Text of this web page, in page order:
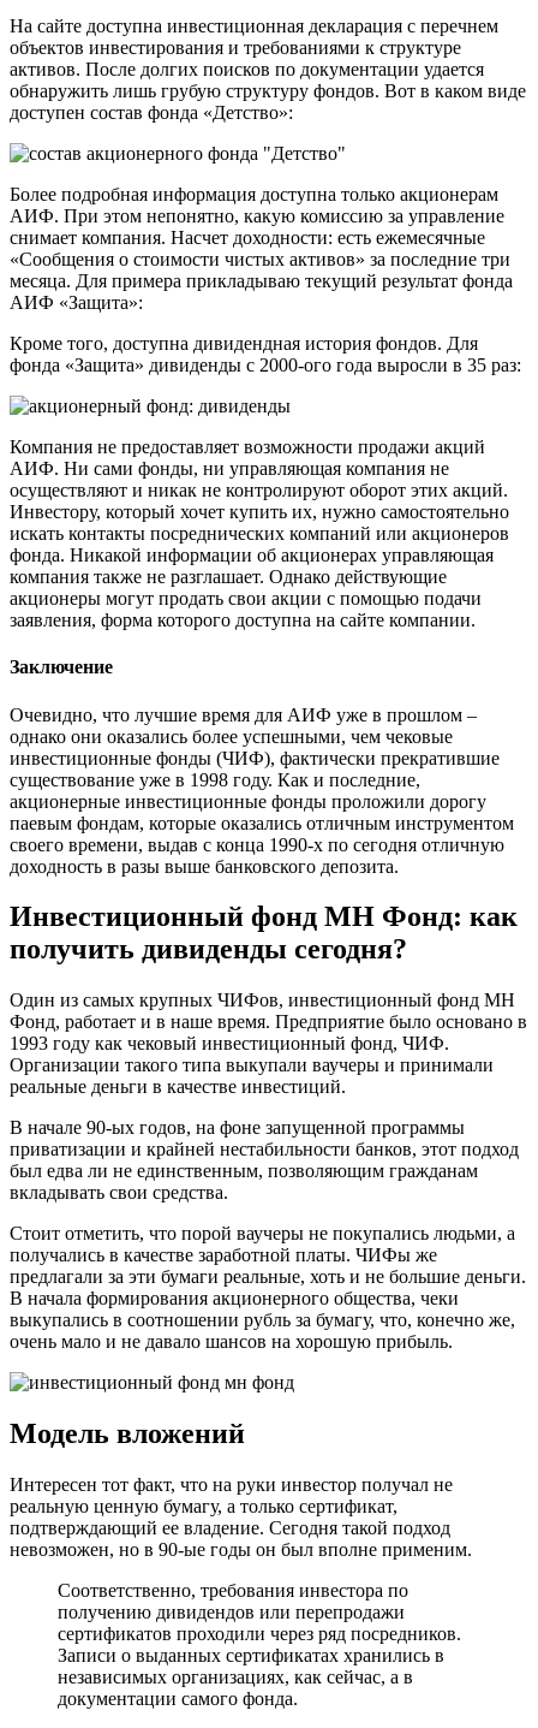
На сайте доступна инвестиционная декларация с перечнем
объектов инвестирования и требованиями к структуре
активов. После долгих поисков по документации удается
обнаружить лишь грубую структуру фондов. Вот в каком виде
доступен состав фонда «Детство»:
Более подробная информация доступна только акционерам
АИФ. При этом непонятно, какую комиссию за управление
снимает компания. Насчет доходности: есть ежемесячные
«Сообщения о стоимости чистых активов» за последние три
месяца. Для примера прикладываю текущий результат фонда
АИФ «Защита»:
Кроме того, доступна дивидендная история фондов. Для
фонда «Защита» дивиденды с 2000-ого года выросли в 35 раз:
Компания не предоставляет возможности продажи акций
АИФ. Ни сами фонды, ни управляющая компания не
осуществляют и никак не контролируют оборот этих акций.
Инвестору, который хочет купить их, нужно самостоятельно
искать контакты посреднических компаний или акционеров
фонда. Никакой информации об акционерах управляющая
компания также не разглашает. Однако действующие
акционеры могут продать свои акции с помощью подачи
заявления, форма которого доступна на сайте компании.
Заключение
Очевидно, что лучшие время для АИФ уже в прошлом –
однако они оказались более успешными, чем чековые
инвестиционные фонды (ЧИФ), фактически прекратившие
существование уже в 1998 году. Как и последние,
акционерные инвестиционные фонды проложили дорогу
паевым фондам, которые оказались отличным инструментом
своего времени, выдав с конца 1990-х по сегодня отличную
доходность в разы выше банковского депозита.
Инвестиционный фонд МН Фонд: как
получить дивиденды сегодня?
Один из самых крупных ЧИФов, инвестиционный фонд МН
Фонд, работает и в наше время. Предприятие было основано в
1993 году как чековый инвестиционный фонд, ЧИФ.
Организации такого типа выкупали ваучеры и принимали
реальные деньги в качестве инвестиций.
В начале 90-ых годов, на фоне запущенной программы
приватизации и крайней нестабильности банков, этот подход
был едва ли не единственным, позволяющим гражданам
вкладывать свои средства.
Стоит отметить, что порой ваучеры не покупались людьми, а
получались в качестве заработной платы. ЧИФы же
предлагали за эти бумаги реальные, хоть и не большие деньги.
В начала формирования акционерного общества, чеки
выкупались в соотношении рубль за бумагу, что, конечно же,
очень мало и не давало шансов на хорошую прибыль.
Модель вложений
Интересен тот факт, что на руки инвестор получал не
реальную ценную бумагу, а только сертификат,
подтверждающий ее владение. Сегодня такой подход
невозможен, но в 90-ые годы он был вполне применим.
Соответственно, требования инвестора по
получению дивидендов или перепродажи
сертификатов проходили через ряд посредников.
Записи о выданных сертификатах хранились в
независимых организациях, как сейчас, а в
документации самого фонда.